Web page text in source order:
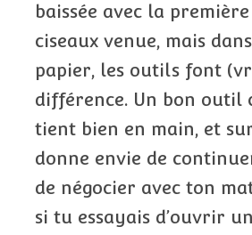
baissée avec la
ciseaux venue, mais
papier, les outils font
différence. Un bon outil
tient bien en main, et
donne envie de
de négocier avec ton
si tu essayais d’ouvrir